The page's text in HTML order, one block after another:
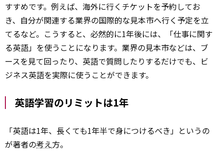
すすめです。例えば、海外に行くチケットを予約してお
き、自分が関連する業界の国際的な見本市へ行く予定を立
てるなど。こうすると、必然的に1年後には、「仕事に関す
る英語」を使うことになります。業界の見本市などは、ブ
ースを見て回ったり、英語で質問したりするだけでも、ビ
ジネス英語を実際に使うことができます。
英語学習のリミットは1年
「英語は1年、長くても1年半で身につけるべき」というの
が著者の考え方。